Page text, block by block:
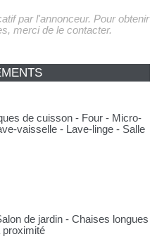
par l'annonceur. Pour obtenir
merci de le contacter.
de cuisson - Four - Micro-
vaisselle - Lave-linge - Salle
de jardin - Chaises longues
proximité